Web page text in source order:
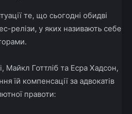
те, що сьогодні обидві
релізи, у яких називають себе
Майкл Готтліб та Есра Хадсон,
їй компенсації за адвокатів
правоти: